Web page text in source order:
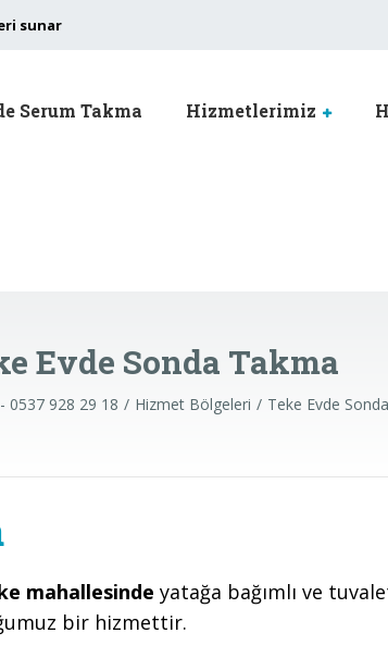
sunar
Serum Takma Hizmetlerimiz
Evde Sonda Takma
0537 928 29 18 Hizmet Bölgeleri Teke Evde
mahallesinde yatağa bağımlı ve
bir hizmettir.